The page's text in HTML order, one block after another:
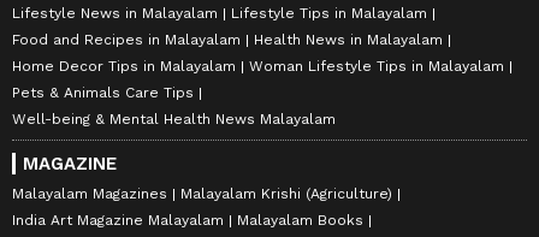
Lifestyle News in Malayalam
Lifestyle Tips in Malayalam
Food and Recipes in Malayalam
Health News in Malayalam
Home Decor Tips in Malayalam
Woman Lifestyle Tips in Malayalam
Pets & Animals Care Tips
Well-being & Mental Health News Malayalam
MAGAZINE
Malayalam Magazines
Malayalam Krishi (Agriculture)
India Art Magazine Malayalam
Malayalam Books